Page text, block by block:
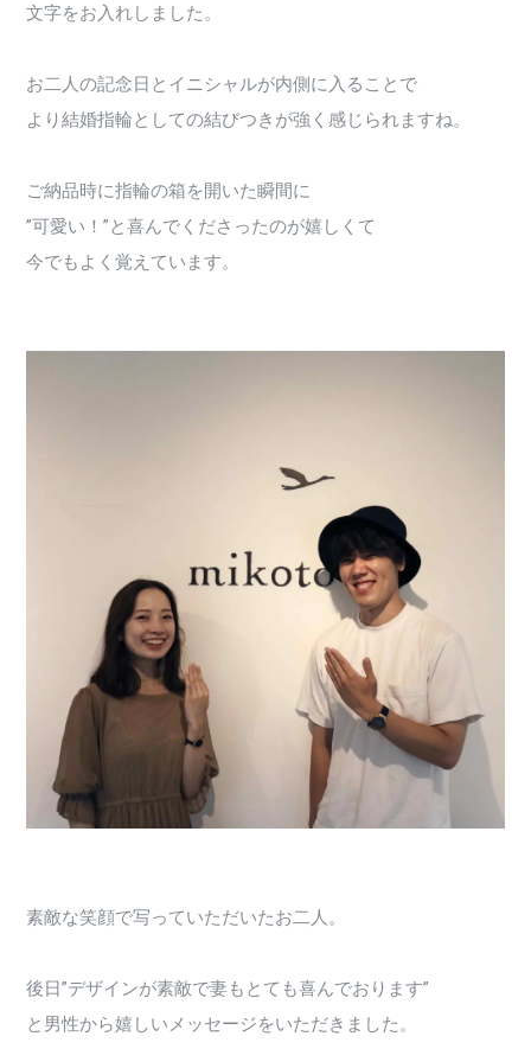
文字をお入れしました。
お二人の記念日とイニシャルが内側に入ることで
より結婚指輪としての結びつきが強く感じられますね。
ご納品時に指輪の箱を開いた瞬間に
”可愛い！”と喜んでくださったのが嬉しくて
今でもよく覚えています。
素敵な笑顔で写っていただいたお二人。
後日”デザインが素敵で妻もとても喜んでおります”
と男性から嬉しいメッセージをいただきました。